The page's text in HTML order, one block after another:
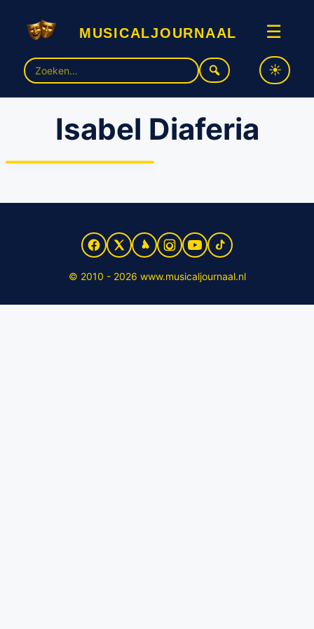
musicaljournaal ☰
Zoek
naar:
Isabel Diaferia
Musical ‘Onze Jordaan’
krijgt succesreprise met
© 2010 - 2026 www.musicaljournaal.nl